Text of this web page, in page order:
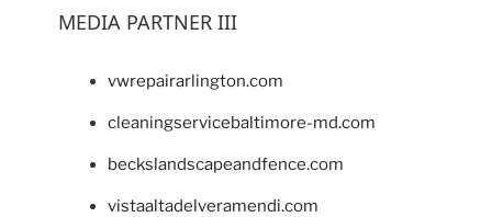
MEDIA PARTNER III
vwrepairarlington.com
cleaningservicebaltimore-md.com
beckslandscapeandfence.com
vistaaltadelveramendi.com